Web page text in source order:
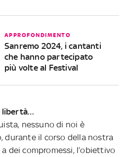
APPROFONDIMENTO
Sanremo 2024, i cantanti
che hanno partecipato
più volte al Festival
libertà…
nessuno di noi è
durante il corso della nostra
dei compromessi, l’obiettivo